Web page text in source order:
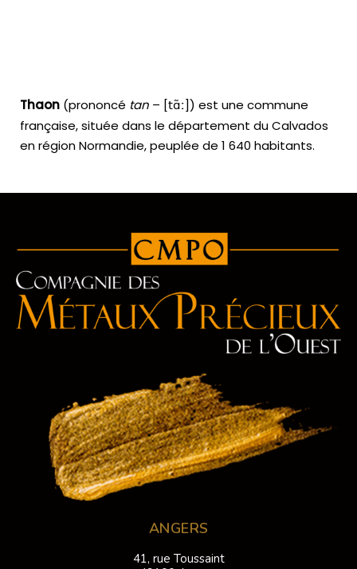
Thaon (prononcé tan – [tɑ̃ː]) est une commune
française, située dans le département du Calvados
en région Normandie, peuplée de 1 640 habitants.
ANGERS
41, rue Toussaint